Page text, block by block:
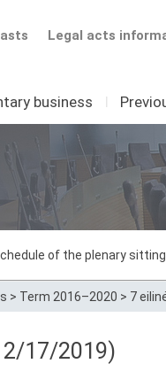
Legal acts
business I
of the plenary
> Term 2016–2020 > 7
17/2019)